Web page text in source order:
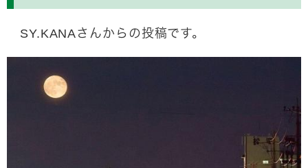
SY.KANAさんからの投稿です。